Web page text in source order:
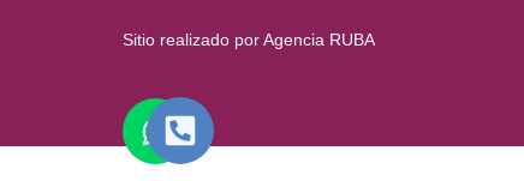
Sitio realizado por Agencia RUBA